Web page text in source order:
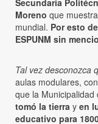
Moreno que
mundial. Por esto
ESPUNM sin
Tal vez desconozca
aulas modulares,
que la
tomó la tierra y en
educativo para